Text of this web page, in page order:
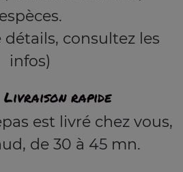
espèces.
consultez les
infos)
Livraison rapide
est livré chez vous,
de 30 à 45 mn.